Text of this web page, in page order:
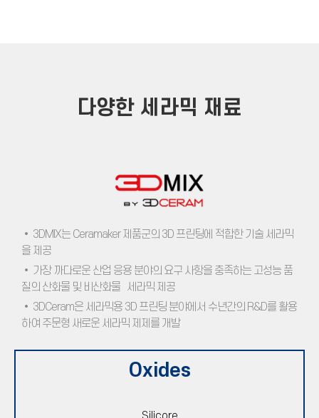
다양한 세라믹 재료
• 3DMIX는 Ceramaker 제품군의 3D 프린팅에 적합한 기술 세라믹
을 제공
• 가장 까다로운 산업 응용 분야의 요구 사항을 충족하는 고성능 품
질의 산화물 및 비산화물 세라믹 제공
• 3DCeram은 세라믹용 3D 프린팅 분야에서 수년간의 R&D를 활용
하여 주문형 새로운 세라믹 제제를 개발
Oxides